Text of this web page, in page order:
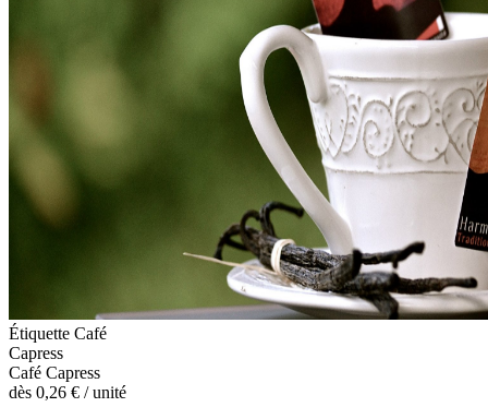
Étiquette Café
Capress
Café Capress
dès 0,26 € / unité